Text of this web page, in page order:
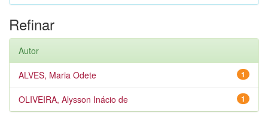
Refinar
Autor
1
ALVES, Maria Odete
1
OLIVEIRA, Alysson Inácio de